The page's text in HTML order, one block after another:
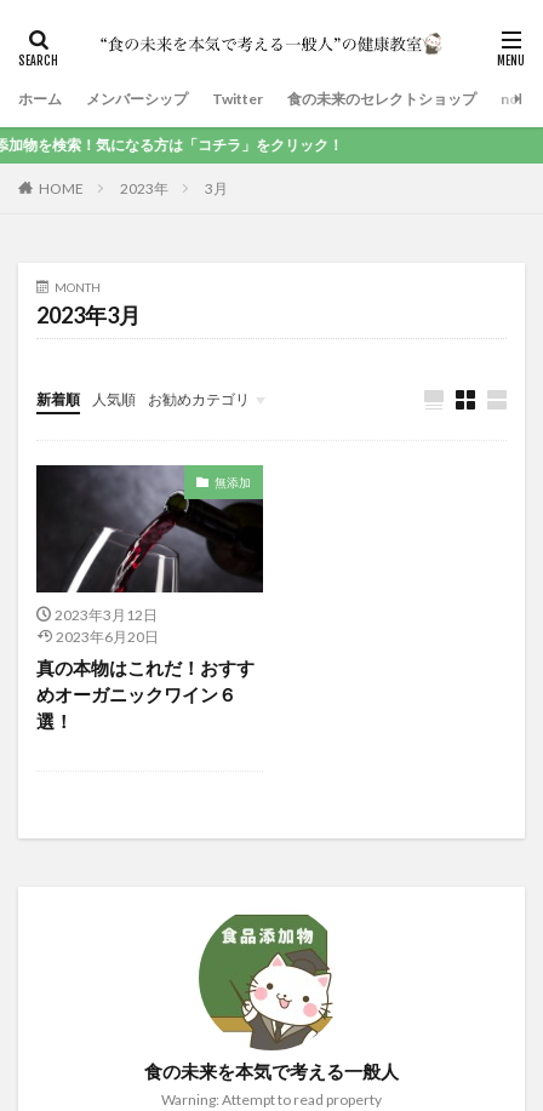
ホーム メンバーシップ Twitter 食の未来のセレクトショップ note
検索！気になる方は「コチラ」をクリック！
HOME 2023年 3月
MONTH
2023年3月
新着順 人気順 お勧めカテゴリ
食品添加物
無添加
2023年3月12日
2023年6月20日
真の本物はこれだ！おすす
めオーガニックワイン６
選！
食の未来を本気で考える一般人
Warning: Attempt to read property